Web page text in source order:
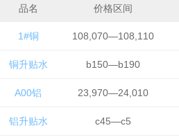
品名 价格区间
1#铜 108,070—108,110
铜升贴水 b150—b190
A00铝 23,970—24,010
铝升贴水 c45—c5